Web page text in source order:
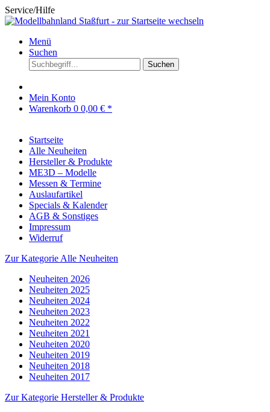
Service/Hilfe
Menü
Suchen
Suchen
Mein Konto
Warenkorb 0 0,00 € *
Startseite
Alle Neuheiten
Hersteller & Produkte
ME3D – Modelle
Messen & Termine
Auslaufartikel
Specials & Kalender
AGB & Sonstiges
Impressum
Widerruf
Zur Kategorie Alle Neuheiten
Neuheiten 2026
Neuheiten 2025
Neuheiten 2024
Neuheiten 2023
Neuheiten 2022
Neuheiten 2021
Neuheiten 2020
Neuheiten 2019
Neuheiten 2018
Neuheiten 2017
Zur Kategorie Hersteller & Produkte